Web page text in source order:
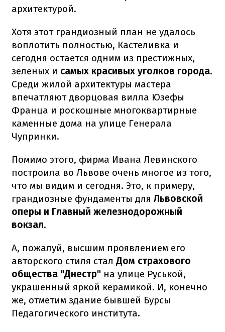
архитектурой.
Хотя этот грандиозный план не удалось
воплотить полностью, Кастеливка и
сегодня остается одним из престижных,
зеленых и самых красивых уголков города.
Среди жилой архитектуры мастера
впечатляют дворцовая вилла Юзефы
Франца и роскошные многоквартирные
каменные дома на улице Генерала
Чупринки.
Помимо этого, фирма Ивана Левинского
построила во Львове очень многое из того,
что мы видим и сегодня. Это, к примеру,
грандиозные фундаменты для Львовской
оперы и Главный железнодорожный
вокзал.
А, пожалуй, высшим проявлением его
авторского стиля стал Дом страхового
общества "Днестр" на улице Руськой,
украшенный яркой керамикой. И, конечно
же, отметим здание бывшей Бурсы
Педагогического института.